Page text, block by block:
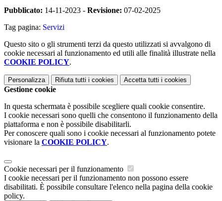
Pubblicato: 14-11-2023 - Revisione: 07-02-2025
Tag pagina: Servizi
Questo sito o gli strumenti terzi da questo utilizzati si avvalgono di
cookie necessari al funzionamento ed utili alle finalità illustrate nella
COOKIE POLICY.
Personalizza Rifiuta tutti i cookies Accetta tutti i cookies
Gestione cookie
In questa schermata è possibile scegliere quali cookie consentire.
I cookie necessari sono quelli che consentono il funzionamento della
piattaforma e non è possibile disabilitarli.
Per conoscere quali sono i cookie necessari al funzionamento potete
visionare la COOKIE POLICY.
Cookie necessari per il funzionamento
I cookie necessari per il funzionamento non possono essere
disabilitati. È possibile consultare l'elenco nella pagina della cookie
policy.